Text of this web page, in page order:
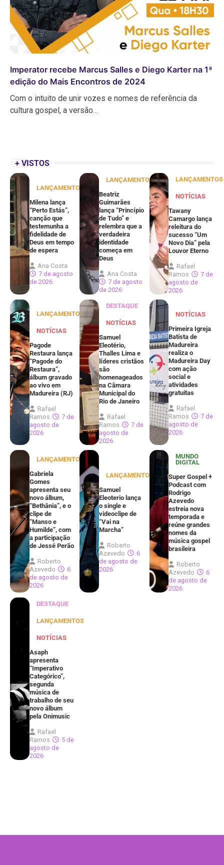
Imperator recebe Marcus Salles e Diego Karter na 1ª
edição do Mais Encontros de 2024
Com o intuito de unir vozes e nomes de referência da
cultura gospel, a versão…
+ VISTOS
LANÇAMENTOS
Milena lança
“Perto Estás”,
canção que
testemunha a
fidelidade de
Deus em tempo
de espera
Ana Costa
7 de agosto
de 2026
LANÇAMENTOS
Beatriz
Guimarães
lança “Princípio
de Tudo” e
relembra que a
verdadeira
identidade
começa em
Deus
Ana Costa
7 de agosto
de 2026
LANÇAMENTOS
NOTÍCIAS
Tawany
Camargo lança
releitura do
sucesso “Um
Novo Dia” pela
Louvor Eterno
Rafael
Ramos
7 de
agosto de
2026
LANÇAMENTOS
NOTÍCIAS
Pagode
Restaura lança
“Pagode do
Restaura”,
álbum gravado
ao vivo em
Madureira (RJ)
Rafael
Ramos
7 de
agosto de
2026
DESTAQUE
NOTÍCIAS
Samuel
Eleotério,
Thalles Lima e
líderes cristãos
são
homenageados
na Câmara
Municipal do
Rio de Janeiro
Rafael
Ramos
7 de
agosto de
2026
NOTÍCIAS
Primeira Igreja
Batista de
Madureira
realiza o
Madureira Day
com ação
social e
atividades
gratuitas
Rafael
Ramos
7 de
agosto de
2026
LANÇAMENTOS
Gabriela
Gomes
apresenta seu
novo álbum,
“Bethânia”, e o
clipe de
“Manso e
Humilde”, com
a participação
de Jessé Perão
Roberto
Azevedo
6
de agosto de
2026
LANÇAMENTOS
Samuel
Eleoterio lança
o single e
videoclipe de
“Vai na
Marcha”
Roberto
Azevedo
6
de agosto de
2026
MUNDO
DIGITAL
Super Gospel +
Podcast com
Rodrigo
Azevedo
estreia nova
temporada e
reúne grandes
nomes da
música gospel
brasileira
Roberto
Azevedo
6
de agosto de
2026
DESTAQUE
LANÇAMENTOS
NOTÍCIAS
Asaph
apresenta
“Imperativo
Categórico”,
segunda
música de
trabalho de seu
novo álbum
pela Onimusic
Rafael
Ramos
5 de
agosto de
2026